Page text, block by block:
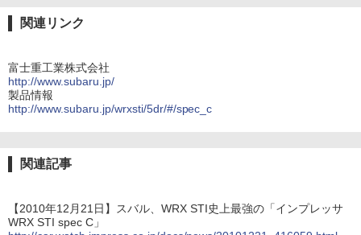
関連リンク
富士重工業株式会社
http://www.subaru.jp/
製品情報
http://www.subaru.jp/wrxsti/5dr/#/spec_c
関連記事
【2010年12月21日】スバル、WRX STI史上最強の「インプレッサ
WRX STI spec C」